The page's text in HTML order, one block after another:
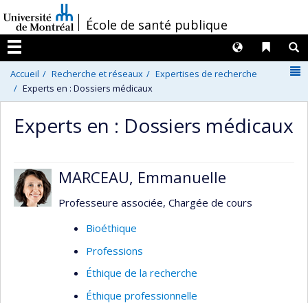
au
contenu
/École de santé publique
Menu
Liens
Langues
Accueil Recherche et réseaux
Expertises de recherche
Experts en : Dossiers médicaux
Experts en : Dossiers médicaux
MARCEAU, Emmanuelle
Professeure associée, Chargée de cours
Bioéthique
Professions
Éthique de la recherche
Éthique professionnelle